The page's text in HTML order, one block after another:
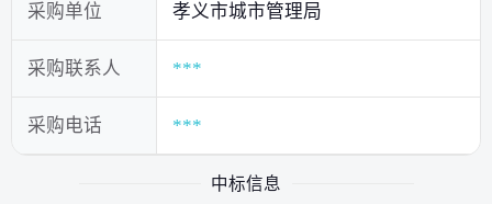
采购单位 孝义市城市管理局
采购联系人 ***
采购电话 ***
中标信息